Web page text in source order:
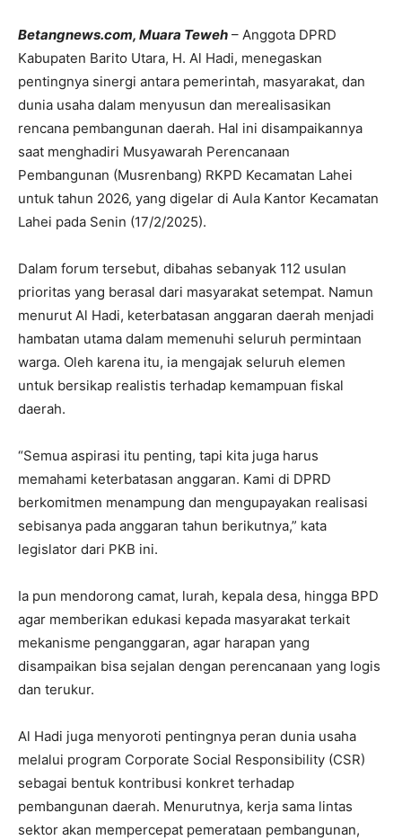
Betangnews.com, Muara Teweh – Anggota DPRD
Kabupaten Barito Utara, H. Al Hadi, menegaskan
pentingnya sinergi antara pemerintah, masyarakat, dan
dunia usaha dalam menyusun dan merealisasikan
rencana pembangunan daerah. Hal ini disampaikannya
saat menghadiri Musyawarah Perencanaan
Pembangunan (Musrenbang) RKPD Kecamatan Lahei
untuk tahun 2026, yang digelar di Aula Kantor Kecamatan
Lahei pada Senin (17/2/2025).
Dalam forum tersebut, dibahas sebanyak 112 usulan
prioritas yang berasal dari masyarakat setempat. Namun
menurut Al Hadi, keterbatasan anggaran daerah menjadi
hambatan utama dalam memenuhi seluruh permintaan
warga. Oleh karena itu, ia mengajak seluruh elemen
untuk bersikap realistis terhadap kemampuan fiskal
daerah.
“Semua aspirasi itu penting, tapi kita juga harus
memahami keterbatasan anggaran. Kami di DPRD
berkomitmen menampung dan mengupayakan realisasi
sebisanya pada anggaran tahun berikutnya,” kata
legislator dari PKB ini.
Ia pun mendorong camat, lurah, kepala desa, hingga BPD
agar memberikan edukasi kepada masyarakat terkait
mekanisme penganggaran, agar harapan yang
disampaikan bisa sejalan dengan perencanaan yang logis
dan terukur.
Al Hadi juga menyoroti pentingnya peran dunia usaha
melalui program Corporate Social Responsibility (CSR)
sebagai bentuk kontribusi konkret terhadap
pembangunan daerah. Menurutnya, kerja sama lintas
sektor akan mempercepat pemerataan pembangunan,